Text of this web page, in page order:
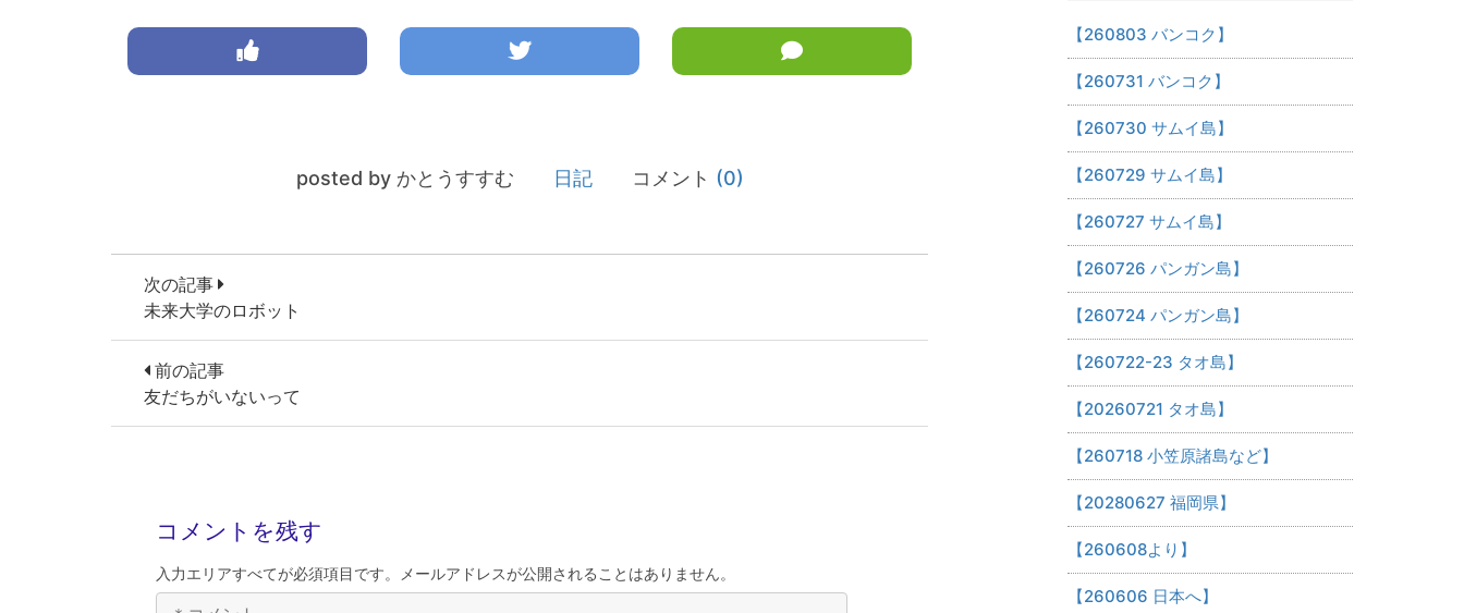
posted by かとうすすむ 日記 コメント (0)
次の記事
未来大学のロボット
前の記事
友だちがいないって
コメントを残す
入力エリアすべてが必須項目です。メールアドレスが公開されることはありません。
【260803 バンコク】
【260731 バンコク】
【260730 サムイ島】
【260729 サムイ島】
【260727 サムイ島】
【260726 パンガン島】
【260724 パンガン島】
【260722-23 タオ島】
【20260721 タオ島】
【260718 小笠原諸島など】
【20280627 福岡県】
【260608より】
【260606 日本へ】